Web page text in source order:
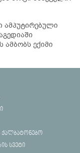
ექიმი
ქალბატონებო
სვეტი